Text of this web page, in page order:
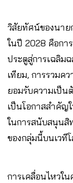
วิสัยทัศน์ของนาย
ในปี 2028 คือกา
ประตูสู่การเฉลิม
เทียม, การรวมค
ยอมรับความเป็น
เป็นโอกาสสำคัญ
ในการสนับสนุนสิ
ของกลุ่มนี้บนเวที
การเคลื่อนไหวใ